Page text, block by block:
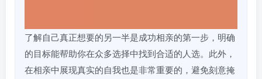
了解自己真正想要的另一半是成功相亲的第一步，明确
的目标能帮助你在众多选择中找到合适的人选。此外，
在相亲中展现真实的自我也是非常重要的，避免刻意掩